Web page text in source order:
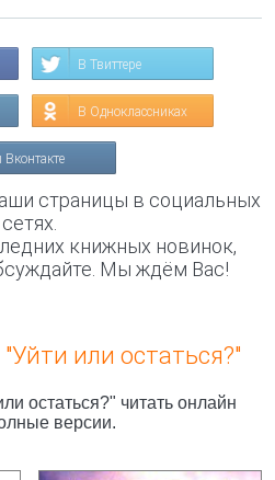
В Твиттере
В Одноклассниках
страницы в социальных
сетях.
книжных новинок,
Мы ждём Вас!
или остаться?"
остаться?" читать онлайн
версии.